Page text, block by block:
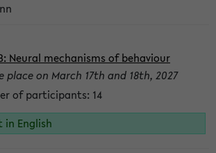
Neural mechanisms of behaviour
place on March 17th and 18th, 2027
of participants: 14
in English